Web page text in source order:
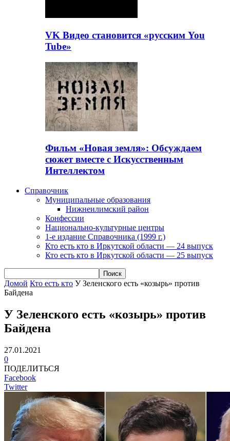
VK Видео становится «русским You
Tube»
Фильм «Новая земля»: Обсуждаем
сюжет вместе с Искусственным
Интеллектом
Справочник
Муниципальные образования
Нижнеилимский район
Конфессии
Национально-культурные центры
1-е издание Справочника (1999 г.)
Кто есть кто в Иркутской области — 24 выпуск
Кто есть кто в Иркутской области — 25 выпуск
Домой Кто есть кто У Зеленского есть «козырь» против
Байдена
У Зеленского есть «козырь» против
Байдена
27.01.2021
0
ПОДЕЛИТЬСЯ
Facebook
Twitter